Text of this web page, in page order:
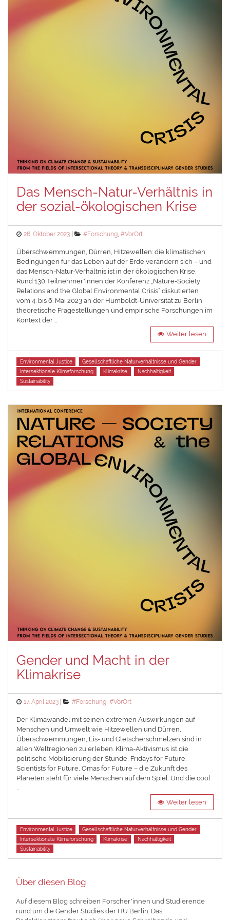
Das Mensch-Natur-Verhältnis in
der sozial-ökologischen Krise
Posted
26. Oktober 2023 Categories
#Forschung,#VorOrt
Überschwemmungen, Dürren, Hitzewellen: die klimatischen
Bedingungen für das Leben auf der Erde verändern sich – und
das Mensch-Natur-Verhältnis ist in der ökologischen Krise.
Rund 130 Teilnehmer*innen der Konferenz „Nature-Society
Relations and the Global Environmental Crisis“ diskutierten
vom 4. bis 6. Mai 2023 an der Humboldt-Universität zu Berlin
theoretische Fragestellungen und empirische Forschungen im
Kontext der …
Weiter lesen
Tags
Environmental Justice
Gesellschaftliche Naturverhältnisse und Gender
Intersektionale Klimaforschung
Klimakrise
Nachhaltigkeit
Sustainability
Gender und Macht in der
Klimakrise
Posted
17. April 2023 Categories
#Forschung,#VorOrt
Der Klimawandel mit seinen extremen Auswirkungen auf
Menschen und Umwelt wie Hitzewellen und Dürren,
Überschwemmungen, Eis- und Gletscherschmelzen sind in
allen Weltregionen zu erleben. Klima-Aktivismus ist die
politische Mobilisierung der Stunde, Fridays for Future,
Scientists for Future, Omas for Future – die Zukunft des
Planeten steht für viele Menschen auf dem Spiel. Und die cool
…
Weiter lesen
Tags
Environmental Justice
Gesellschaftliche Naturverhältnisse und Gender
Intersektionale Klimaforschung
Klimakrise
Nachhaltigkeit
Sustainability
Über diesen Blog
Auf diesem Blog schreiben Forscher*innen und Studierende
rund um die Gender Studies der HU Berlin. Das